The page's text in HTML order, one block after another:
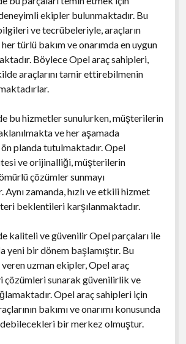
ekipler bulunmaktadır. Bu
ve tecrübeleriyle, araçların
türlü bakım ve onarımda en uygun
Böylece Opel araç sahipleri,
araçlarını tamir ettirebilmenin
bu hizmetler sunulurken, müşterilerin
ve her aşamada
planda tutulmaktadır. Opel
ve orijinalliği, müşterilerin
çözümler sunmayı
Aynı zamanda, hızlı ve etkili hizmet
beklentileri karşılanmaktadır.
kaliteli ve güvenilir Opel parçaları ile
yeni bir dönem başlamıştır. Bu
uzman ekipler, Opel araç
çözümleri sunarak güvenilirlik ve
Opel araç sahipleri için
bakımı ve onarımı konusunda
bir merkez olmuştur.